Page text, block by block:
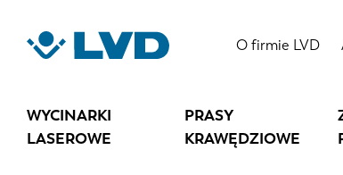
treści
O firmie LVD
WYCINARKI
LASEROWE
PRASY
KRAWĘDZIOWE